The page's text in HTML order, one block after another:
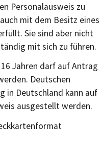
Personalausweis zu
mit dem Besitz eines
Sie sind aber nicht
mit sich zu führen.
Jahren darf auf Antrag
Deutschen
in Deutschland kann auf
ausgestellt werden.